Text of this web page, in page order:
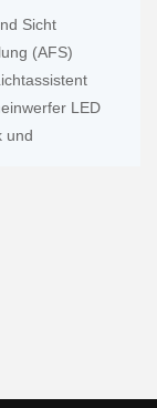
Sicht
(AFS)
LED
und